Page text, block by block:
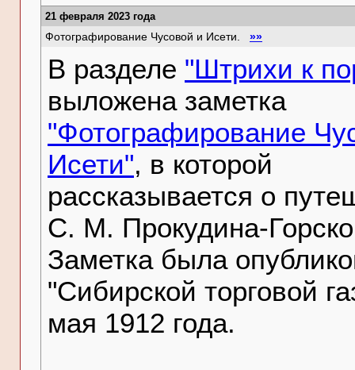
21 февраля 2023 года
Фотографирование Чусовой и Исети. »»
В разделе "Штрихи к
выложена заметка
"Фотографирование
Исети", в которой
рассказывается о
С. М. Прокудина-
Заметка была
"Сибирской торговой
мая 1912 года.